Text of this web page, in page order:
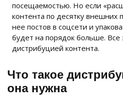
посещаемостью. Но если
контента по десятку внешних
нее постов в соцсети и
будет на порядок больше. Все
дистрибуцией контента.
Что такое
она нужна